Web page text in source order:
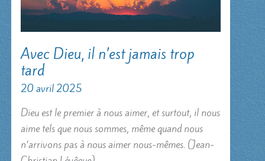
Avec Dieu, il n’est jamais trop
tard
20 avril 2025
Dieu est le premier à nous aimer, et surtout, il nous
aime tels que nous sommes, même quand nous
n’arrivons pas à nous aimer nous-mêmes. (Jean-